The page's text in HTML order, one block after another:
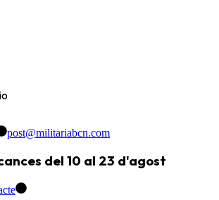
post@militariabcn.com
del 10 al 23 d'agost